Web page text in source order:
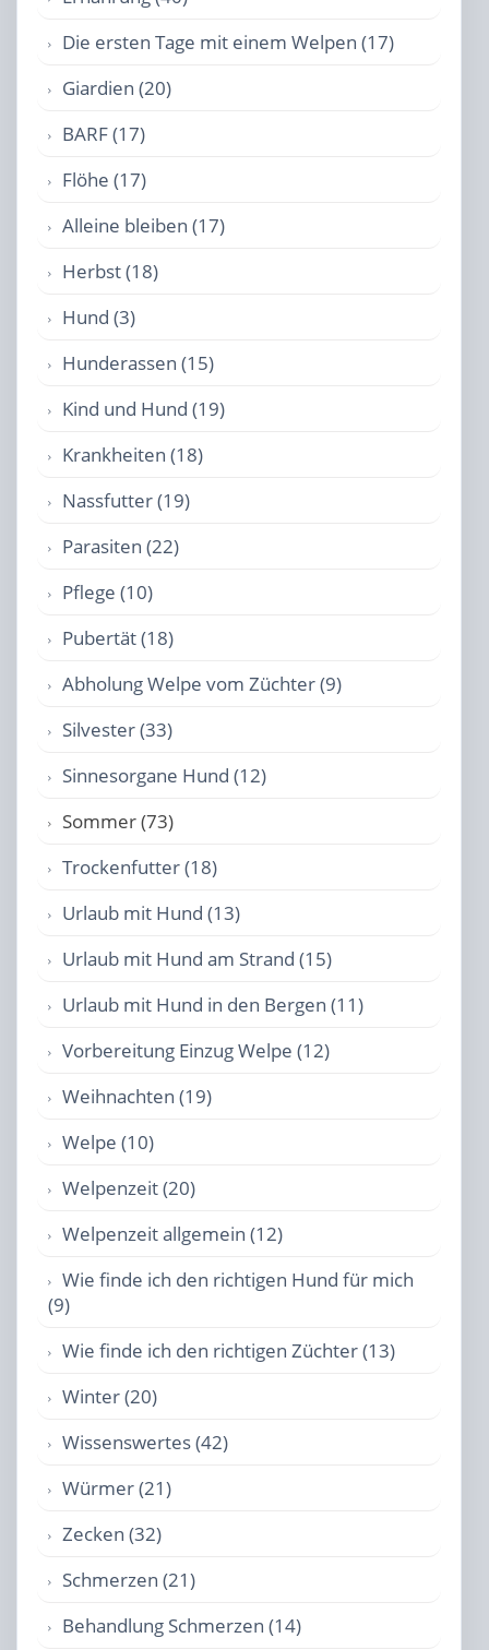
Die ersten Tage mit einem Welpen (17)
Giardien (20)
BARF (17)
Flöhe (17)
Alleine bleiben (17)
Herbst (18)
Hund (3)
Hunderassen (15)
Kind und Hund (19)
Krankheiten (18)
Nassfutter (19)
Parasiten (22)
Pflege (10)
Pubertät (18)
Abholung Welpe vom Züchter (9)
Silvester (33)
Sinnesorgane Hund (12)
Sommer (73)
Trockenfutter (18)
Urlaub mit Hund (13)
Urlaub mit Hund am Strand (15)
Urlaub mit Hund in den Bergen (11)
Vorbereitung Einzug Welpe (12)
Weihnachten (19)
Welpe (10)
Welpenzeit (20)
Welpenzeit allgemein (12)
Wie finde ich den richtigen Hund für mich
(9)
Wie finde ich den richtigen Züchter (13)
Winter (20)
Wissenswertes (42)
Würmer (21)
Zecken (32)
Schmerzen (21)
Behandlung Schmerzen (14)